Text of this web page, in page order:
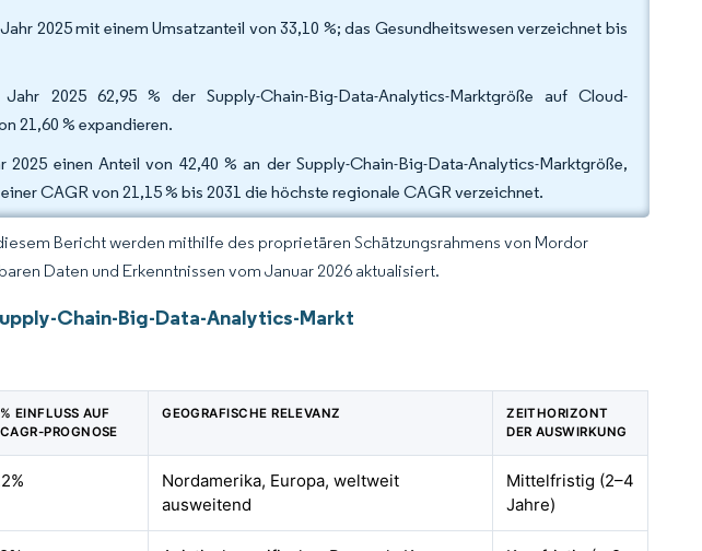
2025 mit einem Umsatzanteil von 33,10 %; das Gesundheitswesen verzeichnet bis
2025 62,95 % der Supply-Chain-Big-Data-Analytics-Marktgröße auf Cloud-
21,60 % expandieren.
einen Anteil von 42,40 % an der Supply-Chain-Big-Data-Analytics-Marktgröße,
CAGR von 21,15 % bis 2031 die höchste regionale CAGR verzeichnet.
Bericht werden mithilfe des proprietären Schätzungsrahmens von Mordor
Daten und Erkenntnissen vom Januar 2026 aktualisiert.
Chain-Big-Data-Analytics-Markt
EINFLUSS AUF
PROGNOSE
GEOGRAFISCHE RELEVANZ
ZEITHORIZONT
DER AUSWIRKUNG
Nordamerika, Europa, weltweit
ausweitend
Mittelfristig (2–4
Jahre)